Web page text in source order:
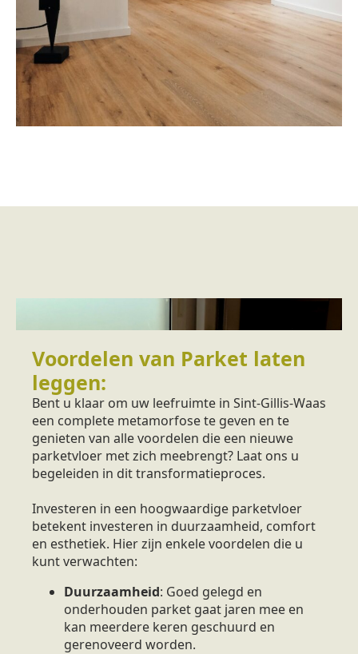
Voordelen van Parket laten
leggen:
Bent u klaar om uw leefruimte in Sint-Gillis-Waas
een complete metamorfose te geven en te
genieten van alle voordelen die een nieuwe
parketvloer met zich meebrengt? Laat ons u
begeleiden in dit transformatieproces.
Investeren in een hoogwaardige parketvloer
betekent investeren in duurzaamheid, comfort
en esthetiek. Hier zijn enkele voordelen die u
kunt verwachten:
Duurzaamheid: Goed gelegd en
onderhouden parket gaat jaren mee en
kan meerdere keren geschuurd en
gerenoveerd worden.